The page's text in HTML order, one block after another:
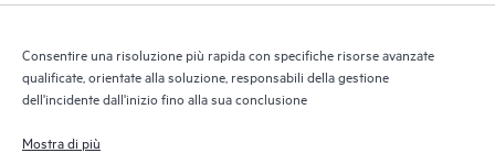
problematiche ed evitare che si possano ripetere.
Consentire una risoluzione più rapida con specifiche risorse avanzate
qualificate, orientate alla soluzione, responsabili della gestione
dell'incidente dall'inizio fino alla sua conclusione
Mostra di più